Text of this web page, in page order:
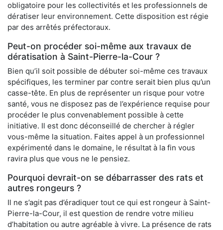
obligatoire pour les collectivités et les professionnels de
dératiser leur environnement. Cette disposition est régie
par des arrêtés préfectoraux.
Peut-on procéder soi-même aux travaux de
dératisation à Saint-Pierre-la-Cour ?
Bien qu’il soit possible de débuter soi-même ces travaux
spécifiques, les terminer par contre serait bien plus qu’un
casse-tête. En plus de représenter un risque pour votre
santé, vous ne disposez pas de l’expérience requise pour
procéder le plus convenablement possible à cette
initiative. Il est donc déconseillé de chercher à régler
vous-même la situation. Faites appel à un professionnel
expérimenté dans le domaine, le résultat à la fin vous
ravira plus que vous ne le pensiez.
Pourquoi devrait-on se débarrasser des rats et
autres rongeurs ?
Il ne s’agit pas d’éradiquer tout ce qui est rongeur à Saint-
Pierre-la-Cour, il est question de rendre votre milieu
d’habitation ou autre agréable à vivre. La présence de rats